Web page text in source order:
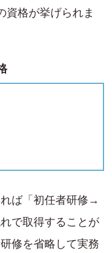
資格が挙げられま
ば「初任者研修→
で取得することが
修を省略して実務